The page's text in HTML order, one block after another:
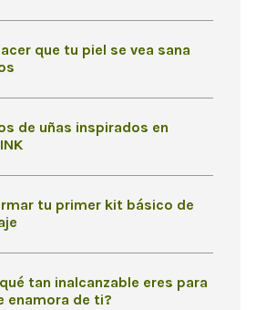
que tu piel se vea sana
de uñas inspirados en
tu primer kit básico de
tan inalcanzable eres para
enamora de ti?